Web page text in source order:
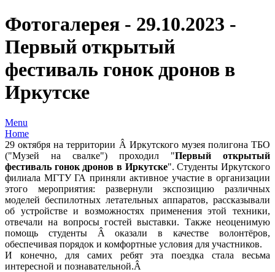
Фотогалерея - 29.10.2023 -
Первый открытый
фестиваль гонок дронов в
Иркутске
Menu
Home
29 октября на территории Â Иркутского музея полигона ТБО
("Музей на свалке") проходил "Первый открытый
фестиваль гонок дронов в Иркутске". Студенты Иркутского
филиала МГТУ ГА приняли активное участие в организации
этого мероприятия: развернули экспозицию различных
моделей беспилотных летательных аппаратов, рассказывали
об устройстве и возможностях применения этой техники,
отвечали на вопросы гостей выставки. Также неоценимую
помощь студенты Â оказали в качестве волонтёров,
обеспечивая порядок и комфортные условия для участников.
И конечно, для самих ребят эта поездка стала весьма
интересной и познавательной.Â